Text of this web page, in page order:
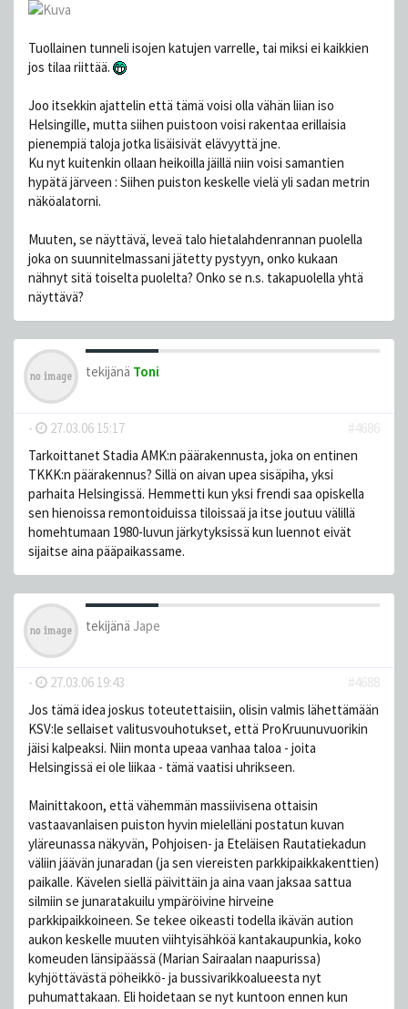
Tuollainen tunneli isojen katujen varrelle, tai miksi ei kaikkien
jos tilaa riittää.
Joo itsekkin ajattelin että tämä voisi olla vähän liian iso
Helsingille, mutta siihen puistoon voisi rakentaa erillaisia
pienempiä taloja jotka lisäisivät elävyyttä jne.
Ku nyt kuitenkin ollaan heikoilla jäillä niin voisi samantien
hypätä järveen : Siihen puiston keskelle vielä yli sadan metrin
näköalatorni.
Muuten, se näyttävä, leveä talo hietalahdenrannan puolella
joka on suunnitelmassani jätetty pystyyn, onko kukaan
nähnyt sitä toiselta puolelta? Onko se n.s. takapuolella yhtä
näyttävä?
tekijänä Toni
- 27.03.06 15:17
#4686
Tarkoittanet Stadia AMK:n päärakennusta, joka on entinen
TKKK:n päärakennus? Sillä on aivan upea sisäpiha, yksi
parhaita Helsingissä. Hemmetti kun yksi frendi saa opiskella
sen hienoissa remontoiduissa tiloissaä ja itse joutuu välillä
homehtumaan 1980-luvun järkytyksissä kun luennot eivät
sijaitse aina pääpaikassame.
tekijänä Jape
- 27.03.06 19:43
#4688
Jos tämä idea joskus toteutettaisiin, olisin valmis lähettämään
KSV:le sellaiset valitusvouhotukset, että ProKruunuvuorikin
jäisi kalpeaksi. Niin monta upeaa vanhaa taloa - joita
Helsingissä ei ole liikaa - tämä vaatisi uhrikseen.
Mainittakoon, että vähemmän massiivisena ottaisin
vastaavanlaisen puiston hyvin mielelläni postatun kuvan
yläreunassa näkyvän, Pohjoisen- ja Eteläisen Rautatiekadun
väliin jäävän junaradan (ja sen viereisten parkkipaikkakenttien)
paikalle. Kävelen siellä päivittäin ja aina vaan jaksaa sattua
silmiin se junaratakuilu ympäröivine hirveine
parkkipaikkoineen. Se tekee oikeasti todella ikävän aution
aukon keskelle muuten viihtyisähköä kantakaupunkia, koko
komeuden länsipäässä (Marian Sairaalan naapurissa)
kyhjöttävästä pöheikkö- ja bussivarikkoalueesta nyt
puhumattakaan. Eli hoidetaan se nyt kuntoon ennen kun